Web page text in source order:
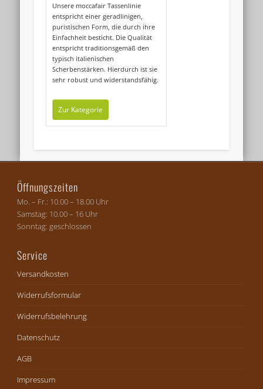
Unsere moccafair Tassenlinie
entspricht einer geradlinigen,
puristischen Form, die durch ihre
Einfachheit besticht. Die Qualität
entspricht traditionsgemäß den
typisch italienischen
Scherbenstärken. Hierdurch ist sie
sehr robust und widerstandsfähig.
Zur Kategorie
Öffnungszeiten
Mo. – Fr.: 10.00 – 18.00 Uhr
Samstag: 10.00 – 16 Uhr
Sonntag: geschlossen
Service
Versandkosten
Widerrufsformular
Widerrufsbelehrung
Datenschutz
AGB
Impressum